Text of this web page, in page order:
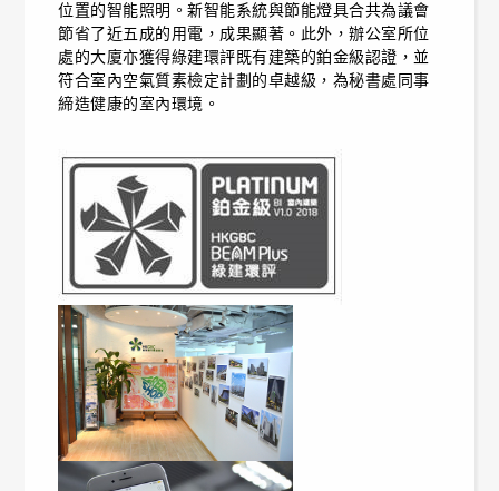
位置的智能照明。新智能系統與節能燈具合共為議會
節省了近五成的用電，成果顯著。此外，辦公室所位
處的大廈亦獲得綠建環評既有建築的鉑金級認證，並
符合室內空氣質素檢定計劃的卓越級，為秘書處同事
締造健康的室內環境。